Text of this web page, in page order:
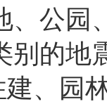
、公园
别的地
、园